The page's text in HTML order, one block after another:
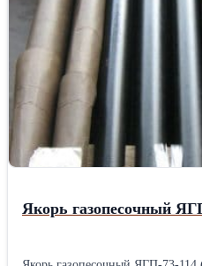
Фильтропакет 8Д2.966.034-8;
Продам Фильтропакет
8Д2.966.034-13; Фильтропакет 8Д2.966.034-14; Фильтропакет
8Д2.966.034-15; Фильтропакет
Фильтропакет 8Д2.966.034-17;
фильтродиск 8Д6.270.001-1;
фильтродиск 8Д6.270.001-3; Продам фильтродиск 8Д6.270.001-4;
Якорь газопесочный